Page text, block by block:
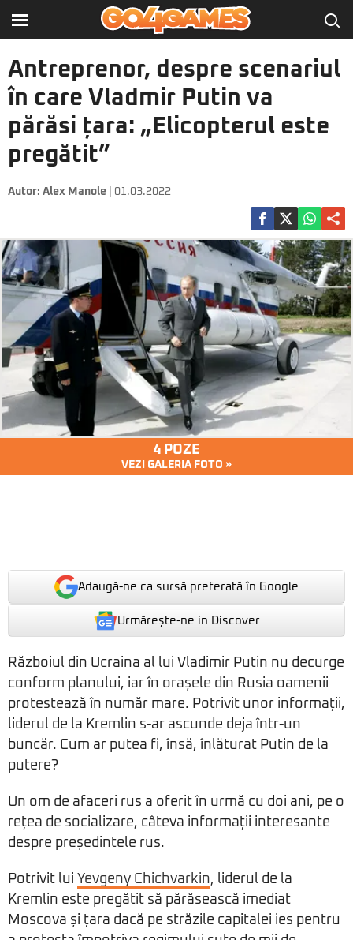
Antreprenor, despre scenariul
în care Vladmir Putin va
părăsi țara: „Elicopterul este
pregătit”
Autor: Alex Manole | 01.03.2022
4 POZE
VEZI GALERIA FOTO »
Adaugă-ne ca sursă preferată în Google
Urmărește-ne in Discover
Războiul din Ucraina al lui Vladimir Putin nu decurge
conform planului, iar în orașele din Rusia oamenii
protestează în număr mare. Potrivit unor informații,
liderul de la Kremlin s-ar ascunde deja într-un
buncăr. Cum ar putea fi, însă, înlăturat Putin de la
putere?
Un om de afaceri rus a oferit în urmă cu doi ani, pe o
rețea de socializare, câteva informații interesante
despre președintele rus.
Potrivit lui Yevgeny Chichvarkin, liderul de la
Kremlin este pregătit să părăsească imediat
Moscova și țara dacă pe străzile capitalei ies pentru